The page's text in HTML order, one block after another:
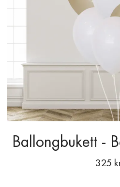
Ballongbukett -
325